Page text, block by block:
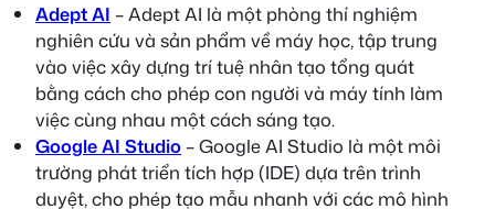
Adept AI – Adept AI là một phòng thí nghiệm
nghiên cứu và sản phẩm về máy học, tập trung
vào việc xây dựng trí tuệ nhân tạo tổng quát
bằng cách cho phép con người và máy tính làm
việc cùng nhau một cách sáng tạo.
Google AI Studio– Google AI Studio là một môi
trường phát triển tích hợp (IDE) dựa trên trình
duyệt, cho phép tạo mẫu nhanh với các mô hình